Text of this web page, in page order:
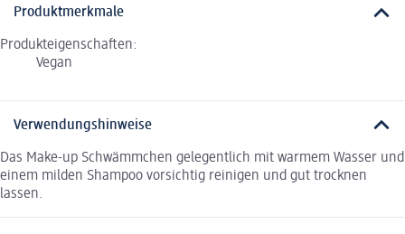
Produktmerkmale
Produkteigenschaften:
Vegan
Verwendungshinweise
Das Make-up Schwämmchen gelegentlich mit warmem Wasser und
einem milden Shampoo vorsichtig reinigen und gut trocknen
lassen.